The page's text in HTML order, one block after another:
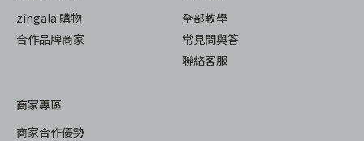
zingala 購物
合作品牌商家
全部教學
常見問與答
聯絡客服
商家專區
商家合作優勢